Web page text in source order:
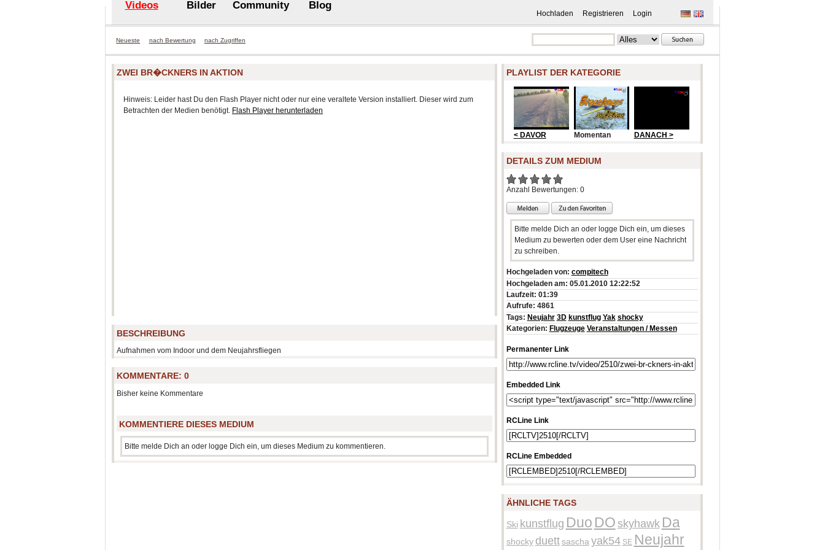
Hochladen Registrieren Login
Videos Bilder Community Blog
Neueste nach Bewertung nach Zugriffen
ZWEI BR�CKNERS IN AKTION
Hinweis: Leider hast Du den Flash Player nicht oder nur eine veraltete Version installiert. Dieser wird zum
Betrachten der Medien benötigt. Flash Player herunterladen
BESCHREIBUNG
Aufnahmen vom Indoor und dem Neujahrsfliegen
KOMMENTARE:0
Bisher keine Kommentare
KOMMENTIERE DIESES MEDIUM
Bitte melde Dich an oder logge Dich ein, um dieses Medium zu kommentieren.
PLAYLIST DER KATEGORIE
< DAVOR Momentan DANACH >
DETAILS ZUM MEDIUM
Anzahl Bewertungen: 0
Bitte melde Dich an oder logge Dich ein, um dieses
Medium zu bewerten oder dem User eine Nachricht
zu schreiben.
Hochgeladen von: compitech
Hochgeladen am: 05.01.2010 12:22:52
Laufzeit: 01:39
Aufrufe: 4861
Tags: Neujahr 3D kunstflug Yak shocky
Kategorien: Flugzeuge Veranstaltungen / Messen
Permanenter Link
Embedded Link
RCLine Link
RCLine Embedded
ÄHNLICHE TAGS
Ski kunstflug Duo DO skyhawk Da
shocky duett sascha yak54 SE Neujahr